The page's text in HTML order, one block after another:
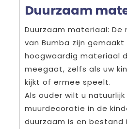
Duurzaam
Duurzaam materiaal: De
van Bumba zijn gemaakt
hoogwaardig materiaal
meegaat, zelfs als uw
kijkt of ermee speelt.
Als ouder wilt u
muurdecoratie in de
duurzaam is en